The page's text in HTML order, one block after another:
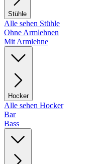
Stühle
Alle sehen Stühle
Ohne Armlehnen
Mit Armlehne
Hocker
Alle sehen Hocker
Bar
Bass